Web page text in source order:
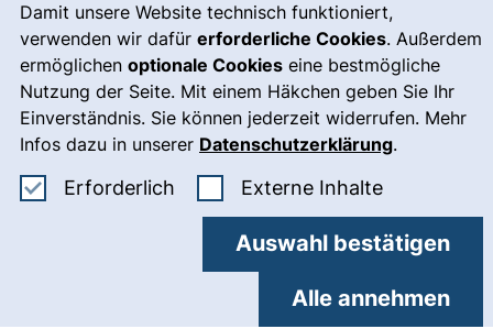
Damit unsere Website technisch funktioniert,
verwenden wir dafür erforderliche Cookies. Außerdem
ermöglichen optionale Cookies eine bestmögliche
Nutzung der Seite. Mit einem Häkchen geben Sie Ihr
Einverständnis. Sie können jederzeit widerrufen. Mehr
Infos dazu in unserer Datenschutzerklärung.
Erforderlich Erforderliche Cookies akzeptieren
Externe Inhalte: Externe
Auswahl bestätigen
Alle annehmen
Notfall(externer Link, öffnet
Impressum
Barrierefreiheit
Datenschutz
Cookie-Einstellungen